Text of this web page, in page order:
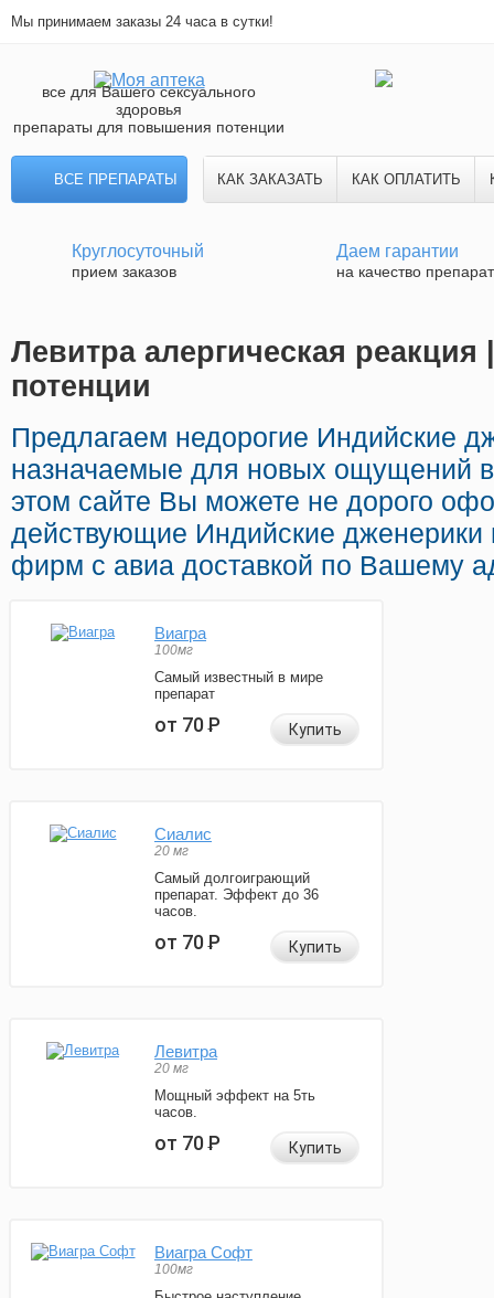
Мы принимаем заказы 24 часа в сутки!
все для Вашего сексуального
здоровья
препараты для повышения потенции
ВСЕ ПРЕПАРАТЫ КАК ЗАКАЗАТЬ КАК ОПЛАТИТЬ
Круглосуточный
прием заказов
Даем гарантии
на качество
Левитра алергическая реакция
потенции
Предлагаем недорогие Индийские
назначаемые для новых ощущений в
этом сайте Вы можете не дорого
действующие Индийские дженерики
фирм с авиа доставкой по Вашему
Виагра
100мг
Самый известный в мире
препарат
от 70Р Купить
Сиалис
20 мг
Самый долгоиграющий
препарат. Эффект до 36
часов.
от 70Р Купить
Левитра
20 мг
Мощный эффект на 5ть
часов.
от 70Р Купить
Виагра Софт
100мг